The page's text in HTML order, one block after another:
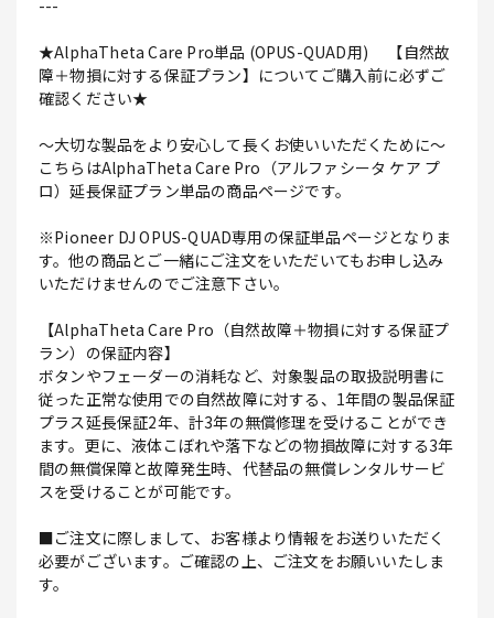
---
★AlphaTheta Care Pro単品 (OPUS-QUAD用) 【自然故
障＋物損に対する保証プラン】についてご購入前に必ずご
確認ください★
～大切な製品をより安心して長くお使いいただくために～
こちらはAlphaTheta Care Pro（アルファシータ ケア プ
ロ）延長保証プラン単品の商品ページです。
※Pioneer DJ OPUS-QUAD専用の保証単品ページとなりま
す。他の商品とご一緒にご注文をいただいてもお申し込み
いただけませんのでご注意下さい。
【AlphaTheta Care Pro（自然故障＋物損に対する保証プ
ラン）の保証内容】
ボタンやフェーダーの消耗など、対象製品の取扱説明書に
従った正常な使用での自然故障に対する、1年間の製品保証
プラス延長保証2年、計3年の無償修理を受けることができ
ます。更に、液体こぼれや落下などの物損故障に対する3年
間の無償保障と故障発生時、代替品の無償レンタルサービ
スを受けることが可能です。
■ご注文に際しまして、お客様より情報をお送りいただく
必要がございます。ご確認の上、ご注文をお願いいたしま
す。